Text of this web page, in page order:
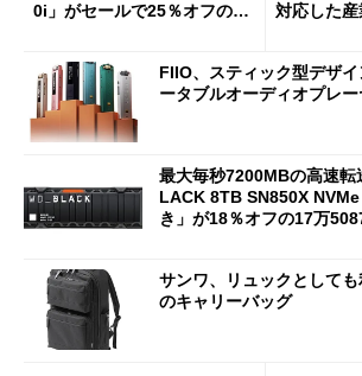
0i」がセールで25％オフの59
対応した
FIIO、スティック型デザ
ータブルオーディオプレ
最大毎秒7200MBの高速転
LACK 8TB SN850X
き」が18％オフの17万
サンワ、リュックとして
のキャリーバッグ